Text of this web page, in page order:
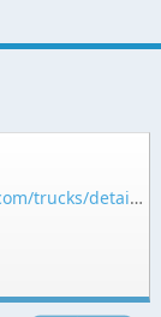
97161/?pr=summit